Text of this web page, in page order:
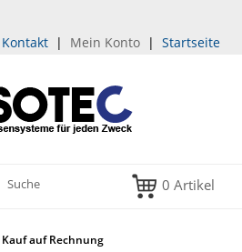
Startseite
|
Mein Konto
|
Kontakt
Suche 0 Artikel
Kauf auf Rechnung